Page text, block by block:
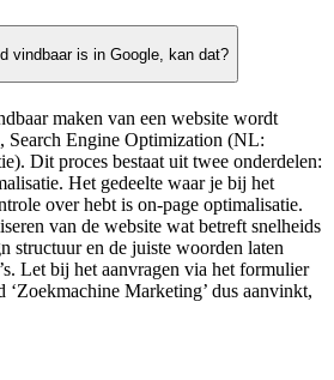
vindbaar is in Google, kan dat?
maken van een website wordt
Search Engine Optimization (NL:
Dit proces bestaat uit twee onderdelen:
Het gedeelte waar je bij het
over hebt is on-page optimalisatie.
van de website wat betreft snelheids
structuur en de juiste woorden laten
Let bij het aanvragen via het formulier
‘Zoekmachine Marketing’ dus aanvinkt,